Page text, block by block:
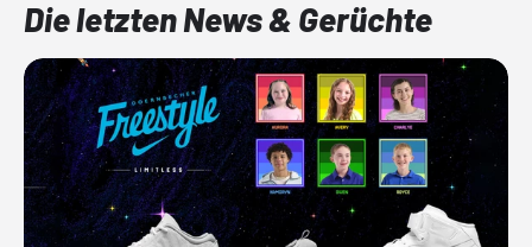
Die letzten News & Gerüchte